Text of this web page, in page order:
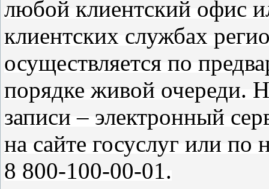
любой клиентский офис
клиентских службах
осуществляется по
порядке живой очереди.
записи – электронный
на сайте госуслуг или по
8 800-100-00-01.